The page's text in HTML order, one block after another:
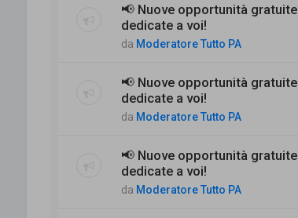
📢 Nuove opportunità gratuite
dedicate a voi!
da Moderatore Tutto PA
📢 Nuove opportunità gratuite
dedicate a voi!
da Moderatore Tutto PA
📢 Nuove opportunità gratuite
dedicate a voi!
da Moderatore Tutto PA